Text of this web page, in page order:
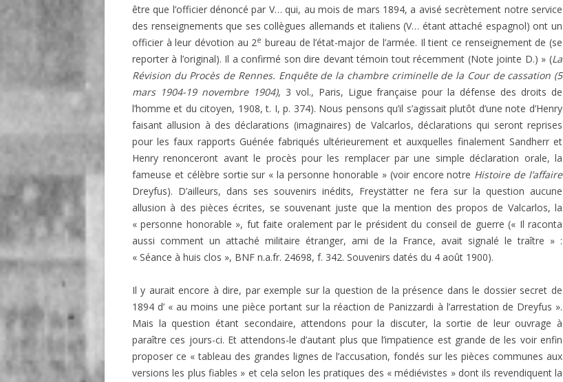
être que l’officier dénoncé par V… qui, au mois de mars 1894, a avisé secrètement notre service
des renseignements que ses collègues allemands et italiens (V… étant attaché espagnol) ont un
officier à leur dévotion au 2e bureau de l’état-major de l’armée. Il tient ce renseignement de (se
reporter à l’original). Il a confirmé son dire devant témoin tout récemment (Note jointe D.) » (La
Révision du Procès de Rennes. Enquête de la chambre criminelle de la Cour de cassation (5
mars 1904-19 novembre 1904), 3 vol., Paris, Ligue française pour la défense des droits de
l’homme et du citoyen, 1908, t. I, p. 374). Nous pensons qu’il s’agissait plutôt d’une note d’Henry
faisant allusion à des déclarations (imaginaires) de Valcarlos, déclarations qui seront reprises
pour les faux rapports Guénée fabriqués ultérieurement et auxquelles finalement Sandherr et
Henry renonceront avant le procès pour les remplacer par une simple déclaration orale, la
fameuse et célèbre sortie sur « la personne honorable » (voir encore notre Histoire de l’affaire
Dreyfus). D’ailleurs, dans ses souvenirs inédits, Freystätter ne fera sur la question aucune
allusion à des pièces écrites, se souvenant juste que la mention des propos de Valcarlos, la
« personne honorable », fut faite oralement par le président du conseil de guerre (« Il raconta
aussi comment un attaché militaire étranger, ami de la France, avait signalé le traître » :
« Séance à huis clos », BNF n.a.fr. 24698, f. 342. Souvenirs datés du 4 août 1900).
Il y aurait encore à dire, par exemple sur la question de la présence dans le dossier secret de
1894 d’ « au moins une pièce portant sur la réaction de Panizzardi à l’arrestation de Dreyfus ».
Mais la question étant secondaire, attendons pour la discuter, la sortie de leur ouvrage à
paraître ces jours-ci. Et attendons-le d’autant plus que l’impatience est grande de les voir enfin
proposer ce « tableau des grandes lignes de l’accusation, fondés sur les pièces communes aux
versions les plus fiables » et cela selon les pratiques des « médiévistes » dont ils revendiquent la